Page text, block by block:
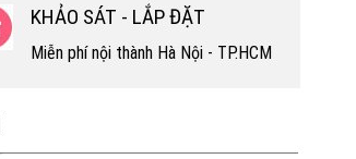
KHẢO SÁT - LẮP ĐẶT
Miễn phí nội thành Hà Nội - TP.HCM